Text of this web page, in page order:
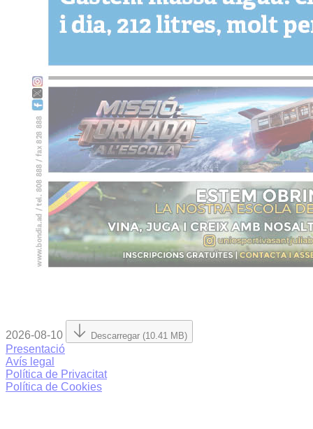
2026-08-10 Descarregar (10.41 MB)
Presentació
Avís legal
Política de Privacitat
Política de Cookies